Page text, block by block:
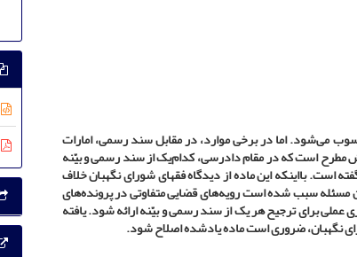
می‌شود. اما در برخی موارد، در مقابل سند رسمی، امارات
است که در مقام دادرسی، کدام‌یک از سند رسمی و بیّنه
رسمی سخن گفته است. بااینکه این ماده از دیدگاه فقهای شورای نگهبان خلاف
مسئله سبب شده است رویه‌های قضایی متفاوتی در پرونده‌های
برای ترجیح هر یک از سند رسمی و بیّنه ارائه شود. یافته